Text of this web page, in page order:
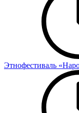
Этнофестиваль